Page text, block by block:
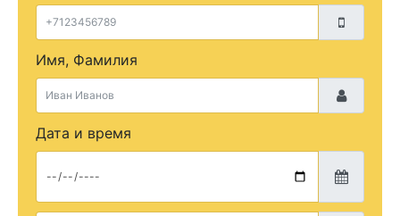
Имя, Фамилия
Дата и время